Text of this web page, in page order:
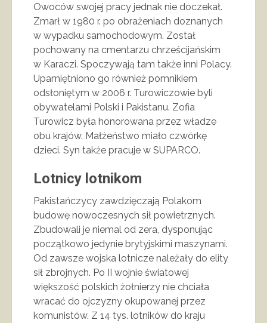
Owoców swojej pracy jednak nie doczekał.
Zmarł w 1980 r. po obrażeniach doznanych
w wypadku samochodowym. Został
pochowany na cmentarzu chrześcijańskim
w Karaczi. Spoczywają tam także inni Polacy.
Upamiętniono go również pomnikiem
odsłoniętym w 2006 r. Turowiczowie byli
obywatelami Polski i Pakistanu. Zofia
Turowicz była honorowana przez władze
obu krajów. Małżeństwo miało czwórkę
dzieci. Syn także pracuje w SUPARCO.
Lotnicy lotnikom
Pakistańczycy zawdzięczają Polakom
budowę nowoczesnych sił powietrznych.
Zbudowali je niemal od zera, dysponując
początkowo jedynie brytyjskimi maszynami.
Od zawsze wojska lotnicze należały do elity
sił zbrojnych. Po II wojnie światowej
większość polskich żołnierzy nie chciała
wracać do ojczyzny okupowanej przez
komunistów. Z 14 tys. lotników do kraju